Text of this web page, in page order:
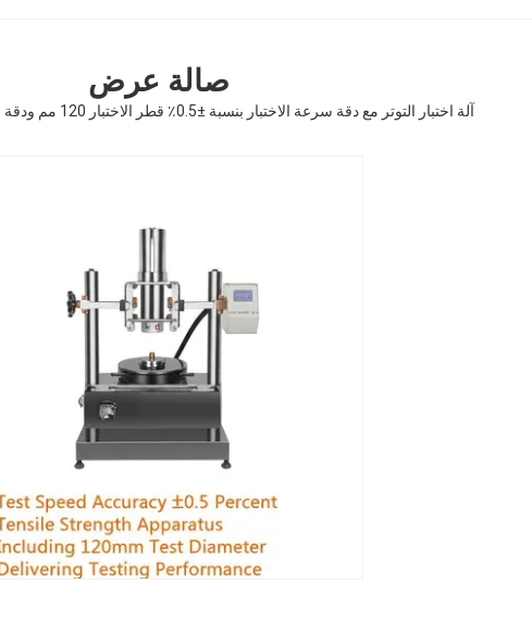
صالة عرض
آلة اختبار التوتر مع دقة سرعة الاختبار بنسبة ±0.5٪ قطر الاختبار 120 مم ودقة قياس الانحراف 0.001 مم